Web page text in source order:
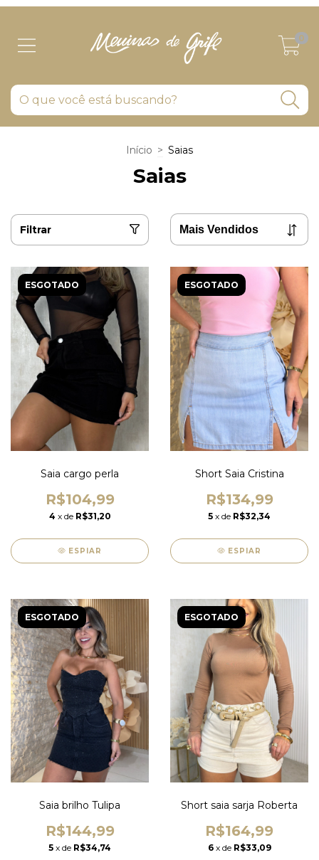
0
Início > Saias
Saias
Filtrar
ESGOTADO
Saia cargo perla
R$104,99
4 x de R$31,20
ESPIAR
ESGOTADO
Short Saia Cristina
R$134,99
5 x de R$32,34
ESPIAR
ESGOTADO
Saia brilho Tulipa
R$144,99
5 x de R$34,74
ESGOTADO
Short saia sarja Roberta
R$164,99
6 x de R$33,09